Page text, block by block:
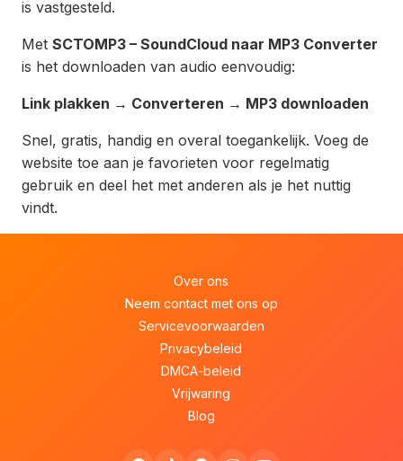
is vastgesteld.
Met SCTOMP3 – SoundCloud naar MP3 Converter
is het downloaden van audio eenvoudig:
Link plakken → Converteren → MP3 downloaden
Snel, gratis, handig en overal toegankelijk. Voeg de
website toe aan je favorieten voor regelmatig
gebruik en deel het met anderen als je het nuttig
vindt.
Over ons
Neem contact met ons op
Servicevoorwaarden
Privacybeleid
DMCA-beleid
Vrijwaring
Blog